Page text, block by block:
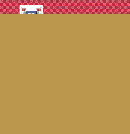
googled7e4d5fb082cc1df.html